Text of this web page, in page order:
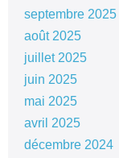
septembre 2025
août 2025
juillet 2025
juin 2025
mai 2025
avril 2025
décembre 2024